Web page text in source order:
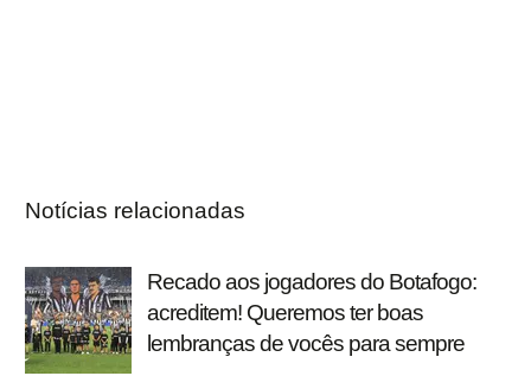
Notícias relacionadas
Recado aos jogadores do Botafogo:
acreditem! Queremos ter boas
lembranças de vocês para sempre